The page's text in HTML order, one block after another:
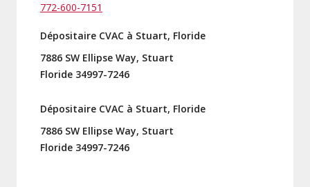
772-600-7151
Dépositaire CVAC à Stuart, Floride
7886 SW Ellipse Way, Stuart
Floride 34997-7246
Dépositaire CVAC à Stuart, Floride
7886 SW Ellipse Way, Stuart
Floride 34997-7246